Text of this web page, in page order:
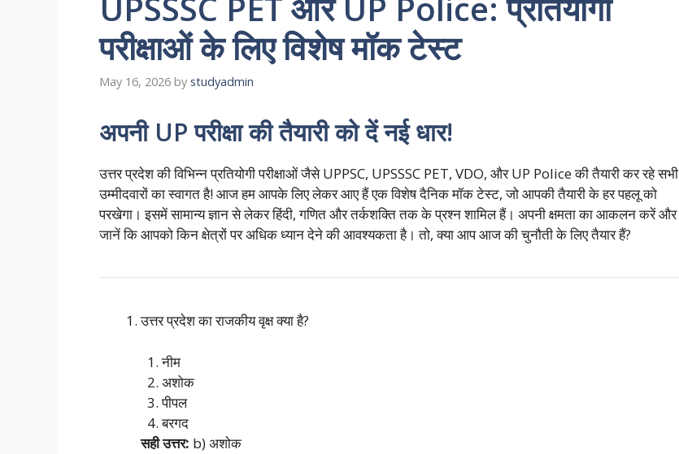
परीक्षाओं के लिए विशेष मॉक टेस्ट
May 16, 2026 by studyadmin
अपनी UP परीक्षा की तैयारी को दें नई धार!
उत्तर प्रदेश की विभिन्न प्रतियोगी परीक्षाओं जैसे UPPSC, UPSSSC PET, VDO, और UP Police की तैयारी कर रहे सभी
उम्मीदवारों का स्वागत है! आज हम आपके लिए लेकर आए हैं एक विशेष दैनिक मॉक टेस्ट, जो आपकी तैयारी के हर पहलू को
परखेगा। इसमें सामान्य ज्ञान से लेकर हिंदी, गणित और तर्कशक्ति तक के प्रश्न शामिल हैं। अपनी क्षमता का आकलन करें और
जानें कि आपको किन क्षेत्रों पर अधिक ध्यान देने की आवश्यकता है। तो, क्या आप आज की चुनौती के लिए तैयार हैं?
उत्तर प्रदेश का राजकीय वृक्ष क्या है?
नीम
अशोक
पीपल
बरगद
सही उत्तर: b) अशोक